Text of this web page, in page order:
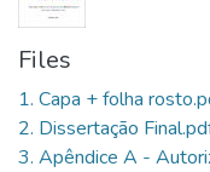
Files
1. Capa + folha
2. Dissertação
3. Apêndice A -